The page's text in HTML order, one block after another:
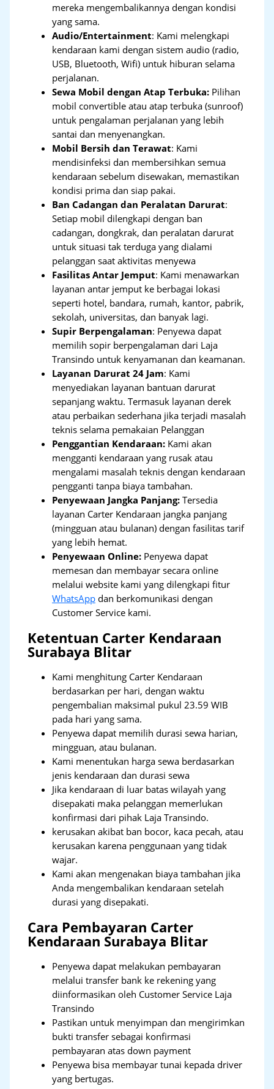
mereka mengembalikannya dengan kondisi
yang sama.
Audio/Entertainment: Kami melengkapi
kendaraan kami dengan sistem audio (radio,
USB, Bluetooth, Wifi) untuk hiburan selama
perjalanan.
Sewa Mobil dengan Atap Terbuka: Pilihan
mobil convertible atau atap terbuka (sunroof)
untuk pengalaman perjalanan yang lebih
santai dan menyenangkan.
Mobil Bersih dan Terawat: Kami
mendisinfeksi dan membersihkan semua
kendaraan sebelum disewakan, memastikan
kondisi prima dan siap pakai.
Ban Cadangan dan Peralatan Darurat:
Setiap mobil dilengkapi dengan ban
cadangan, dongkrak, dan peralatan darurat
untuk situasi tak terduga yang dialami
pelanggan saat aktivitas menyewa
Fasilitas Antar Jemput: Kami menawarkan
layanan antar jemput ke berbagai lokasi
seperti hotel, bandara, rumah, kantor, pabrik,
sekolah, universitas, dan banyak lagi.
Supir Berpengalaman: Penyewa dapat
memilih sopir berpengalaman dari Laja
Transindo untuk kenyamanan dan keamanan.
Layanan Darurat 24 Jam: Kami
menyediakan layanan bantuan darurat
sepanjang waktu. Termasuk layanan derek
atau perbaikan sederhana jika terjadi masalah
teknis selama pemakaian Pelanggan
Penggantian Kendaraan: Kami akan
mengganti kendaraan yang rusak atau
mengalami masalah teknis dengan kendaraan
pengganti tanpa biaya tambahan.
Penyewaan Jangka Panjang: Tersedia
layanan Carter Kendaraan jangka panjang
(mingguan atau bulanan) dengan fasilitas tarif
yang lebih hemat.
Penyewaan Online: Penyewa dapat
memesan dan membayar secara online
melalui website kami yang dilengkapi fitur
WhatsApp dan berkomunikasi dengan
Customer Service kami.
Ketentuan Carter Kendaraan
Surabaya Blitar
Kami menghitung Carter Kendaraan
berdasarkan per hari, dengan waktu
pengembalian maksimal pukul 23.59 WIB
pada hari yang sama.
Penyewa dapat memilih durasi sewa harian,
mingguan, atau bulanan.
Kami menentukan harga sewa berdasarkan
jenis kendaraan dan durasi sewa
Jika kendaraan di luar batas wilayah yang
disepakati maka pelanggan memerlukan
konfirmasi dari pihak Laja Transindo.
kerusakan akibat ban bocor, kaca pecah, atau
kerusakan karena penggunaan yang tidak
wajar.
Kami akan mengenakan biaya tambahan jika
Anda mengembalikan kendaraan setelah
durasi yang disepakati.
Cara Pembayaran Carter
Kendaraan Surabaya Blitar
Penyewa dapat melakukan pembayaran
melalui transfer bank ke rekening yang
diinformasikan oleh Customer Service Laja
Transindo
Pastikan untuk menyimpan dan mengirimkan
bukti transfer sebagai konfirmasi
pembayaran atas down payment
Penyewa bisa membayar tunai kepada driver
yang bertugas.